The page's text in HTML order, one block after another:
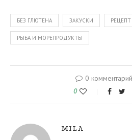
БЕЗ ГЛЮТЕНА ЗАКУСКИ РЕЦЕПТ
РЫБА И МОРЕПРОДУКТЫ
0 комментарий
0
MILA